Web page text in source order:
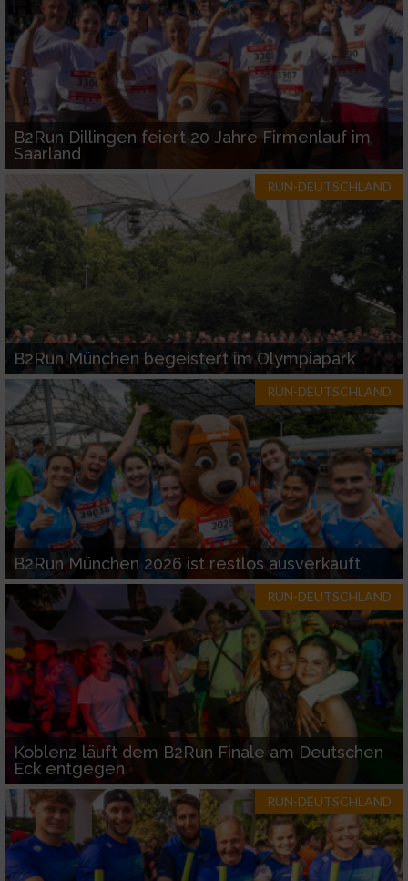
B2Run Dillingen feiert 20 Jahre Firmenlauf im
Saarland
RUN-DEUTSCHLAND
B2Run München begeistert im Olympiapark
RUN-DEUTSCHLAND
B2Run München 2026 ist restlos ausverkauft
RUN-DEUTSCHLAND
Koblenz läuft dem B2Run Finale am Deutschen
Eck entgegen
RUN-DEUTSCHLAND
Nicht-IAB-Verarbeitungszwecke:
Notwendig
Performance
Funktional
Werbung